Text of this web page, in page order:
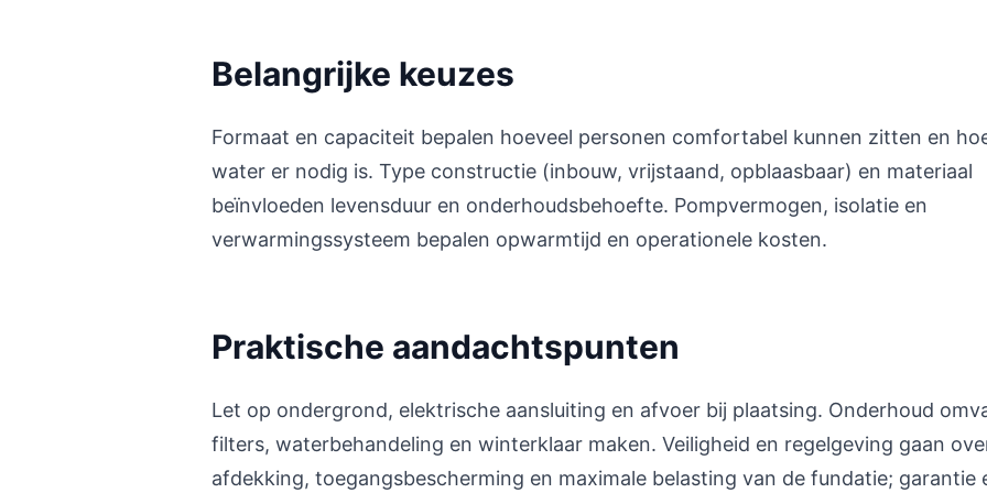
Belangrijke keuzes
Formaat en capaciteit bepalen hoeveel personen comfortabel kunnen zitten en
water er nodig is. Type constructie (inbouw, vrijstaand, opblaasbaar) en materiaal
beïnvloeden levensduur en onderhoudsbehoefte. Pompvermogen, isolatie en
verwarmingssysteem bepalen opwarmtijd en operationele kosten.
Praktische aandachtspunten
Let op ondergrond, elektrische aansluiting en afvoer bij plaatsing. Onderhoud
filters, waterbehandeling en winterklaar maken. Veiligheid en regelgeving gaan
afdekking, toegangsbescherming en maximale belasting van de fundatie; garantie